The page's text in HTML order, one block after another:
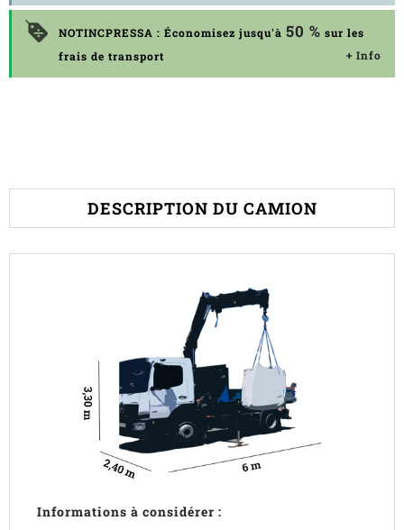
NOTINCPRESSA : Économisez jusqu'à 50 % sur les
frais de transport
+ Info
DESCRIPTION DU CAMION
Informations à considérer :